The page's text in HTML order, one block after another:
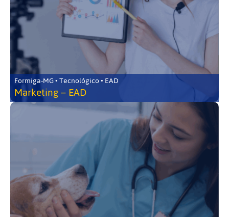
Formiga-MG • Tecnológico • EAD
Marketing – EAD